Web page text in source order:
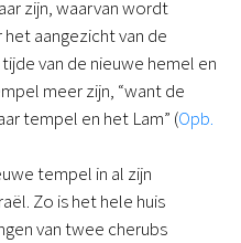
zijn, waarvan wordt
aangezicht van de
tijde van de nieuwe hemel en
meer zijn, “want de
tempel en het Lam” (Opb.
tempel in al zijn
Zo is het hele huis
van twee cherubs